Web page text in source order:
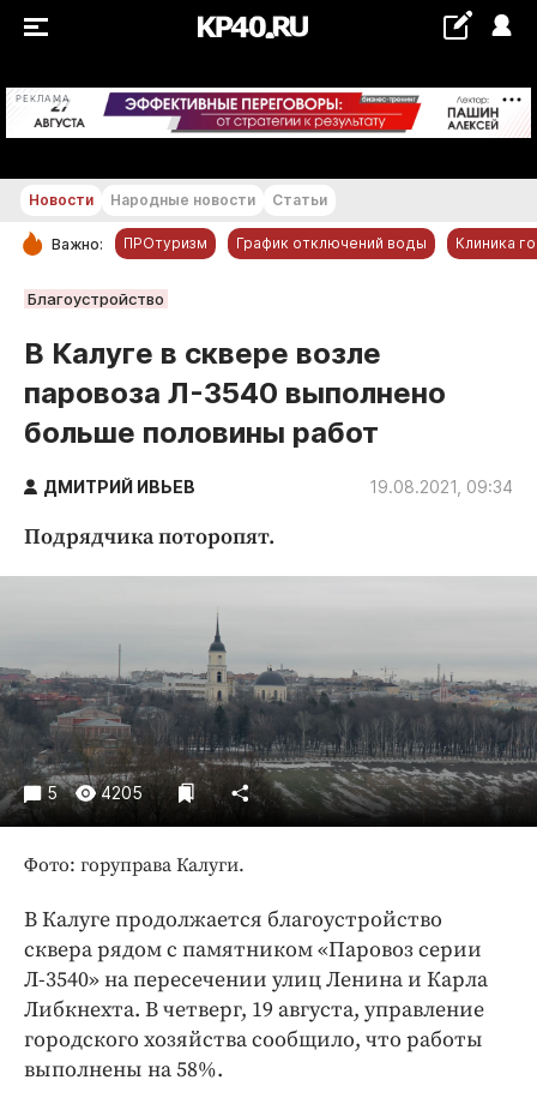
РЕКЛАМА +24...+25 °С
РУБРИКИ
Новости компаний
Статьи
Народные новости
Авто и транспорт
Криминал
Недвижимость и ЖКХ
Образование
Общество
Погода
Праздники
Происшествия
Экономика и бизнес
ПРОЕКТЫ
Блоги
Издания
Медиаперсона
Интересное чтиво
Новости Народные новости Статьи
Важно: ПРОтуризм График отключений воды Клиника
Благоустройство
В Калуге в сквере возле
паровоза Л-3540 выполнено
больше половины работ
ДМИТРИЙ ИВЬЕВ 19.08.2021, 09:34
Подрядчика поторопят.
5 4205
Фото: горуправа Калуги.
В Калуге продолжается благоустройство
сквера рядом с памятником «Паровоз серии
Л-3540» на пересечении улиц Ленина и Карла
Либкнехта. В четверг, 19 августа, управление
городского хозяйства сообщило, что работы
выполнены на 58%.